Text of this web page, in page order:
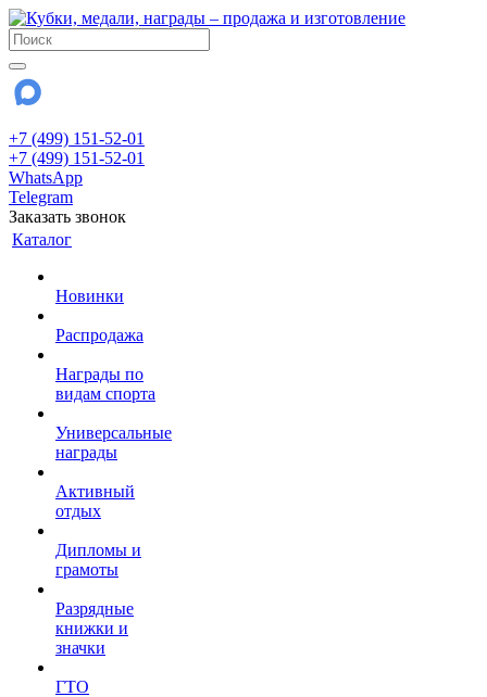
+7 (499) 151-52-01
+7 (499) 151-52-01
WhatsApp
Telegram
Заказать звонок
Каталог
Новинки
Распродажа
Награды по
видам спорта
Универсальные
награды
Активный
отдых
Дипломы и
грамоты
Разрядные
книжки и
значки
ГТО